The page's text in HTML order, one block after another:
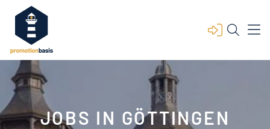
JOBS IN GÖTTINGEN